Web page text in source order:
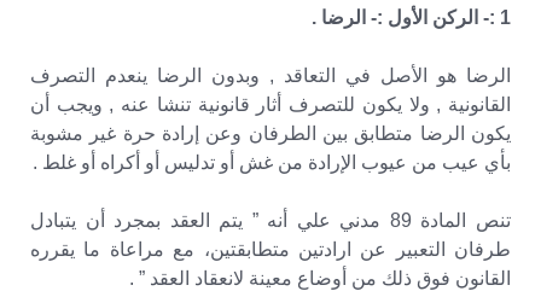
1 :- الركن الأول :- الرضا .
الرضا هو الأصل في التعاقد , وبدون الرضا ينعدم التصرف
القانونية , ولا يكون للتصرف أثار قانونية تنشا عنه , ويجب أن
يكون الرضا متطابق بين الطرفان وعن إرادة حرة غير مشوبة
بأي عيب من عيوب الإرادة من غش أو تدليس أو أكراه أو غلط .
تنص المادة 89 مدني علي أنه ” يتم العقد بمجرد أن يتبادل
طرفان التعبير عن ارادتين متطابقتين، مع مراعاة ما يقرره
القانون فوق ذلك من أوضاع معينة لانعقاد العقد ” .